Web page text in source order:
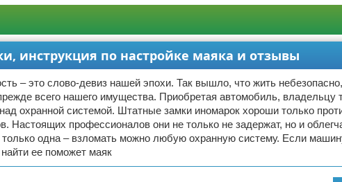
инструкция по настройке маяка и отзывы
– это слово-девиз нашей эпохи. Так вышло, что жить
всего нашего имущества. Приобретая автомобиль, владельцу
охранной системой. Штатные замки иномарок хороши только
Настоящих профессионалов они не только не задержат, но и
одна – взломать можно любую охранную систему. Если
найти ее поможет маяк